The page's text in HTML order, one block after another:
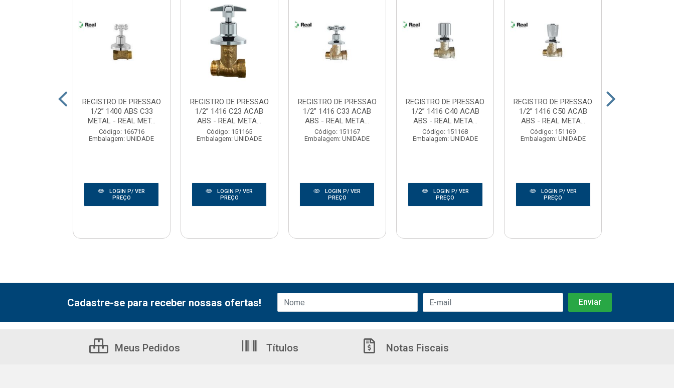
REGISTRO DE PRESSAO
1/2” 1400 ABS C33
METAL - REAL MET...
Código: 166716
Embalagem: UNIDADE
LOGIN P/ VER
PREÇO
REGISTRO DE PRESSAO
1/2” 1416 C23 ACAB
ABS - REAL META...
Código: 151165
Embalagem: UNIDADE
LOGIN P/ VER
PREÇO
REGISTRO DE PRESSAO
1/2” 1416 C33 ACAB
ABS - REAL META...
Código: 151167
Embalagem: UNIDADE
LOGIN P/ VER
PREÇO
REGISTRO DE PRESSAO
1/2” 1416 C40 ACAB
ABS - REAL META...
Código: 151168
Embalagem: UNIDADE
LOGIN P/ VER
PREÇO
REGISTRO DE PRESSAO
1/2” 1416 C50 ACAB
ABS - REAL META...
Código: 151169
Embalagem: UNIDADE
LOGIN P/ VER
PREÇO
Cadastre-se para receber nossas ofertas!
Meus Pedidos Títulos Notas Fiscais